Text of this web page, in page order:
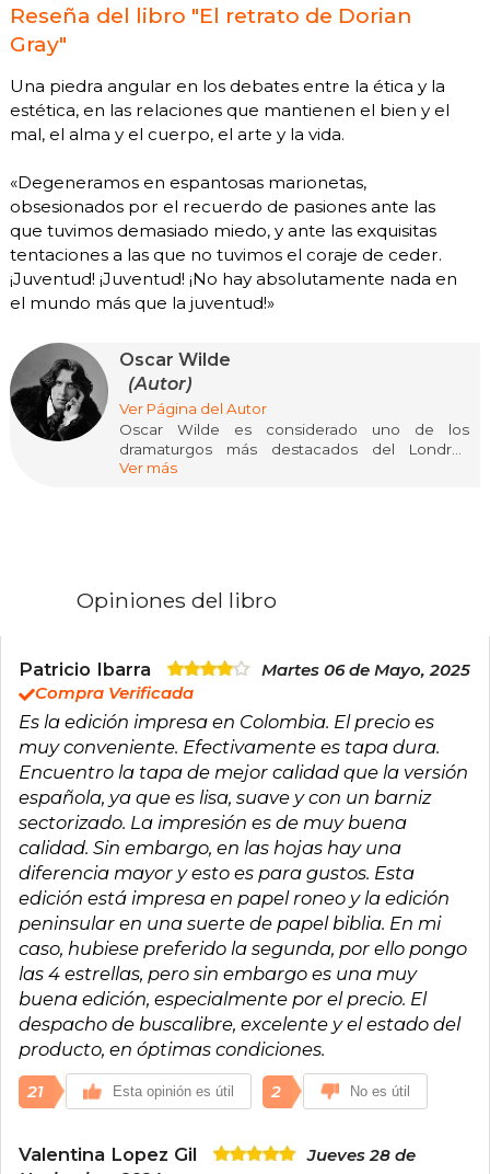
Reseña del libro "El retrato de Dorian
Gray"
Una piedra angular en los debates entre la ética y la
estética, en las relaciones que mantienen el bien y el
mal, el alma y el cuerpo, el arte y la vida.
«Degeneramos en espantosas marionetas,
obsesionados por el recuerdo de pasiones ante las
que tuvimos demasiado miedo, y ante las exquisitas
tentaciones a las que no tuvimos el coraje de ceder.
¡Juventud! ¡Juventud! ¡No hay absolutamente nada en
el mundo más que la juventud!»
Oscar Wilde
(Autor)
Ver Página del Autor
Oscar Wilde es considerado uno de los
dramaturgos más destacados del Londres
victoriano tardío. Además, fue una celebridad
Ver más
Opiniones del libro
Patricio Ibarra
Martes 06 de Mayo, 2025
Compra Verificada
Es la edición impresa en Colombia. El precio es
muy conveniente. Efectivamente es tapa dura.
Encuentro la tapa de mejor calidad que la versión
española, ya que es lisa, suave y con un barniz
sectorizado. La impresión es de muy buena
calidad. Sin embargo, en las hojas hay una
diferencia mayor y esto es para gustos. Esta
edición está impresa en papel roneo y la edición
peninsular en una suerte de papel biblia. En mi
caso, hubiese preferido la segunda, por ello pongo
las 4 estrellas, pero sin embargo es una muy
buena edición, especialmente por el precio. El
despacho de buscalibre, excelente y el estado del
producto, en óptimas condiciones.
21 Esta opinión es útil 2 No es útil
Valentina Lopez Gil
Jueves 28 de